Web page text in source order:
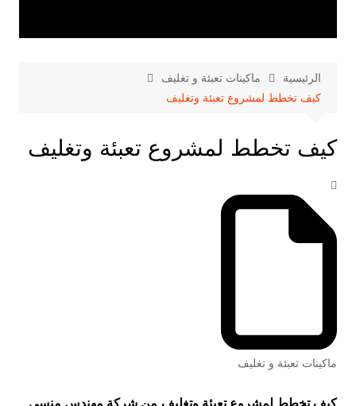
الرئيسية
ماكينات تعبئة و تغليف
كيف تخطط لمشروع تعبئة وتغليف
كيف تخطط لمشروع تعبئة وتغليف
ماكينات تعبئة و تغليف
كيف تخطط لمشروع تعبئة وتغليف من شركة مهندس منسي